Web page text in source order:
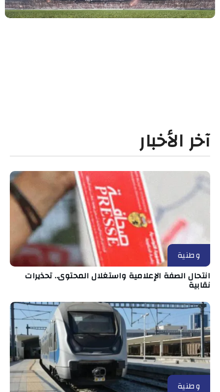
آخر الأخبار
وطنية
انتحال الصفة الإعلامية واستغلال المحتوى.. تحذيرات
نقابية
وطنية